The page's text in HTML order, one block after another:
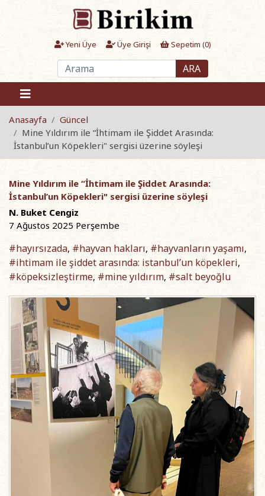
Yeni Üye Üye Girişi Sepetim (0)
ARA
Anasayfa
Güncel
Mine Yıldırım ile “İhtimam ile Şiddet Arasında:
İstanbul’un Köpekleri" sergisi üzerine söyleşi
Mine Yıldırım ile “İhtimam ile Şiddet Arasında:
İstanbul’un Köpekleri" sergisi üzerine söyleşi
N. Buket Cengiz
7 Ağustos 2025 Perşembe
#hayırsızada, #hayvan hakları, #hayvanların yaşamı,
#ihtimam ile şiddet arasında: istanbul’un köpekleri,
#köpeksizleştirme, #mine yıldırım, #salt beyoğlu